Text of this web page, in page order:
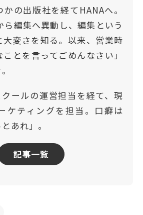
の出版社を経てHANAへ。
ら編集へ異動し、編集という
変さを知る。以来、営業時
とを言ってごめんなさい」
ールの運営担当を経て、現
ケティングを担当。口癖は
あれ」。
記事一覧